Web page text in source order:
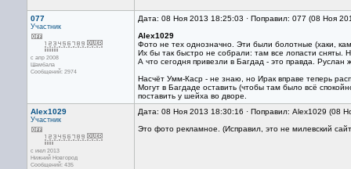
077
Участник
с апр 2008
Шамбала
Сообщений: 2974
Дата: 08 Ноя 2013 18:25:03 · Поправил: 077 (08 Ноя
Alex1029
Фото не тех однозначно. Эти были болотные (хаки,
Их бы так быстро не собрали: там все лопасти сняты.
А что сегодня привезли в Багдад - это правда. Руслан
Насчёт Умм-Каср - не знаю, но Ирак вправе теперь
Могут в Багдаде оставить (чтобы там было всё
поставить у шейха во дворе.
Alex1029
Участник
с июл 2013
Нижний Новгород
Сообщений: 435
Дата: 08 Ноя 2013 18:30:16 · Поправил: Alex1029 (08
Это фото рекламное. (Исправил, это не милевский